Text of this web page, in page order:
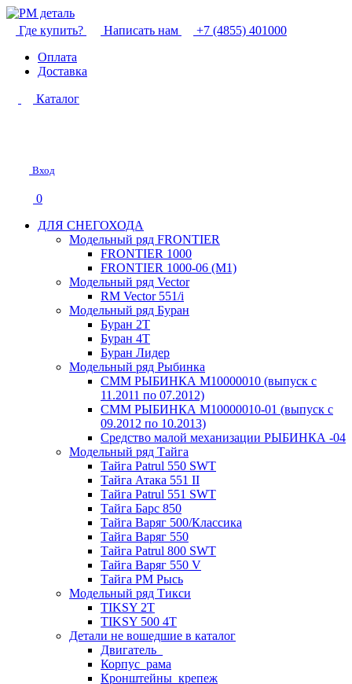
Где купить? Написать нам
+7 (4855) 401000
Оплата
Доставка
Каталог
Вход
0
ДЛЯ СНЕГОХОДА
Модельный ряд FRONTIER
FRONTIER 1000
FRONTIER 1000-06 (М1)
Модельный ряд Vector
RM Vector 551/i
Модельный ряд Буран
Буран 2Т
Буран 4Т
Буран Лидер
Модельный ряд Рыбинка
СММ РЫБИНКА M10000010 (выпуск с
11.2011 по 07.2012)
СММ РЫБИНКА M10000010-01 (выпуск с
09.2012 по 10.2013)
Средство малой механизации РЫБИНКА -04
Модельный ряд Тайга
Тайга Patrul 550 SWT
Тайга Атака 551 II
Тайга Patrul 551 SWT
Тайга Барс 850
Тайга Варяг 500/Классика
Тайга Варяг 550
Тайга Patrul 800 SWT
Тайга Варяг 550 V
Тайга РМ Рысь
Модельный ряд Тикси
TIKSY 2T
TIKSY 500 4T
Детали не вошедшие в каталог
Двигатель_
Корпус_рама
Кронштейны_крепеж